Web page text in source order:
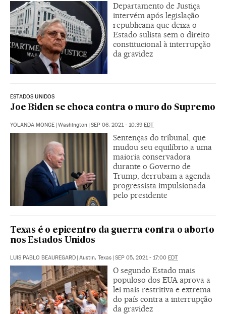
Departamento de Justiça
intervém após legislação
republicana que deixa o
Estado sulista sem o direito
constitucional à interrupção
da gravidez
ESTADOS UNIDOS
Joe Biden se choca contra o muro do Supremo
YOLANDA MONGE | Washington | SEP 06, 2021 - 10:39 EDT
Sentenças do tribunal, que
mudou seu equilíbrio a uma
maioria conservadora
durante o Governo de
Trump, derrubam a agenda
progressista impulsionada
pelo presidente
Texas é o epicentro da guerra contra o aborto
nos Estados Unidos
LUIS PABLO BEAUREGARD | Austin, Texas | SEP 05, 2021 - 17:00 EDT
O segundo Estado mais
populoso dos EUA aprova a
lei mais restritiva e extrema
do país contra a interrupção
da gravidez